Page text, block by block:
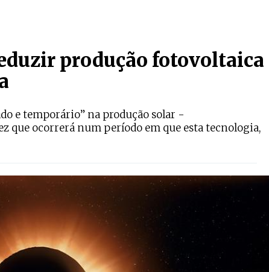
produção fotovoltaica
e temporário” na produção solar -
que ocorrerá num período em que esta tecnologia,